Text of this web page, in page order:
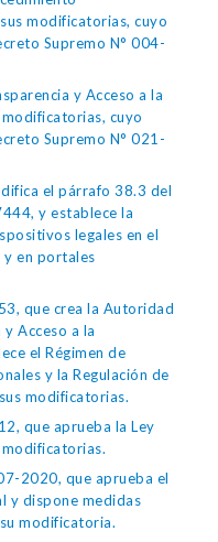
modificatorias, cuyo
Supremo N° 004-
y Acceso a la
cuyo
Supremo N° 021-
el párrafo 38.3 del
y establece la
legales en el
y en portales
que crea la Autoridad
Acceso a la
el Régimen de
y la Regulación de
modificatorias.
que aprueba la Ley
2020, que aprueba el
y dispone medidas
modificatoria.